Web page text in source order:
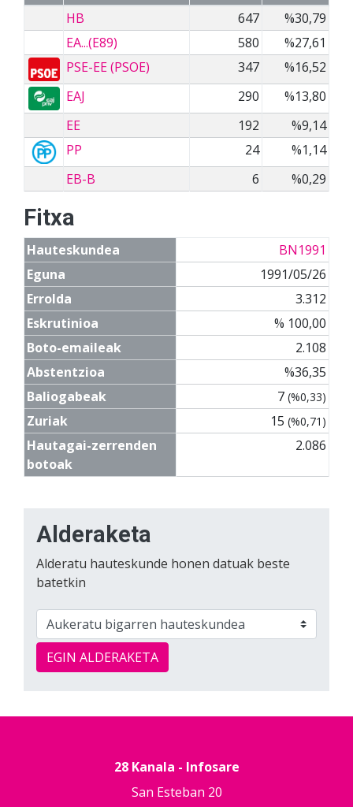
HB
647
%30,79
EA...(E89)
580
%27,61
PSE-EE (PSOE)
347
%16,52
EAJ
290
%13,80
EE
192
%9,14
PP
24
%1,14
EB-B
6 %0,29
Fitxa
Hauteskundea
BN1991
Eguna
1991/05/26
Errolda
3.312
Eskrutinioa
% 100,00
Boto-emaileak
2.108
Abstentzioa
%36,35
Baliogabeak
7 (%0,33)
Zuriak 15 (%0,71)
Hautagai-zerrenden
botoak
2.086
Alderaketa
Alderatu hauteskunde honen datuak beste
batetkin
EGIN ALDERAKETA
28 Kanala - Infosare
San Esteban 20